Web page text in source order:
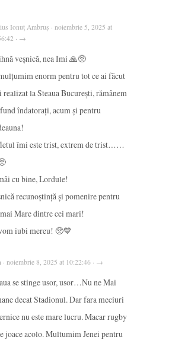
Ionuț Ambruș · noiembrie 5, 2025 at
· →
veșnică, nea Imi 🙏🥺
enorm pentru tot ce ai făcut
realizat la Steaua București, rămânem
îndatorați, acum și pentru
îmi este trist, extrem de trist……
cu bine, Lordule!
recunoștință și pomenire pentru
Mare dintre cei mari!
iubi mereu! 🥺💙
· noiembrie 8, 2025 at 10:22:46 · →
se stinge usor, usor…Nu ne Mai
decat Stadionul. Dar fara meciuri
nu este mare lucru. Macar rugby
joace acolo. Multumim Jenei pentru